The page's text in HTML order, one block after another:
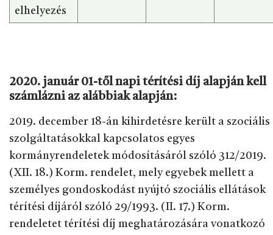
elhelyezés
2020. január 01-től napi térítési díj alapján kell
számlázni az alábbiak alapján:
2019. december 18-án kihirdetésre került a szociális
szolgáltatásokkal kapcsolatos egyes
kormányrendeletek módosításáról szóló 312/2019.
(XII. 18.) Korm. rendelet, mely egyebek mellett a
személyes gondoskodást nyújtó szociális ellátások
térítési díjáról szóló 29/1993. (II. 17.) Korm.
rendeletet térítési díj meghatározására vonatkozó